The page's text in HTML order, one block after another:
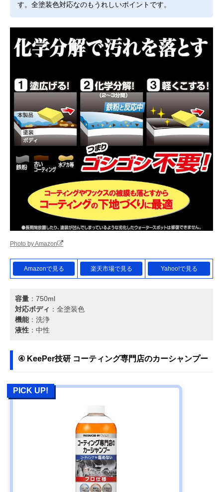
す。全塗装色対応なのもうれしいポイントです。
Photo by Amazon
Amazonで見る 楽天市場で見る Yahoo!で見る
容量 ：750ml
対応ボディ ：全塗装色
機能：洗浄
液性 ：中性
④ KeePer技研 コーティング専門店のカーシャンプー
PICK UP!